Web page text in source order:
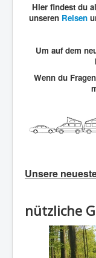
Hier findest du
unseren Reisen
Um auf dem
Wenn du
Unsere
nützliche